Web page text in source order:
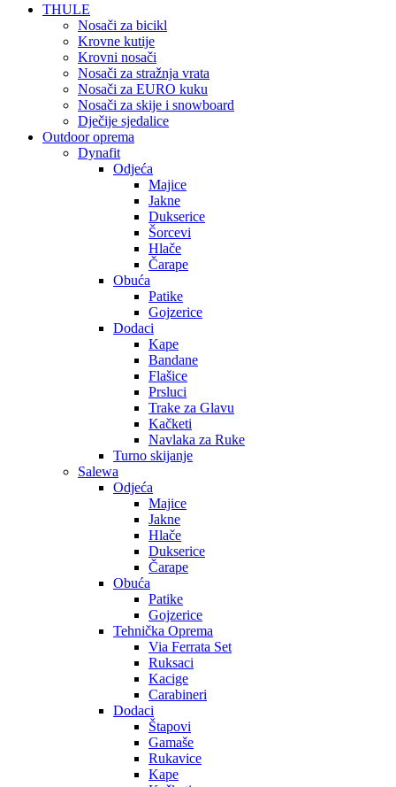
THULE
Nosači za bicikl
Krovne kutije
Krovni nosači
Nosači za stražnja vrata
Nosači za EURO kuku
Nosači za skije i snowboard
Dječije sjedalice
Outdoor oprema
Dynafit
Odjeća
Majice
Jakne
Dukserice
Šorcevi
Hlače
Čarape
Obuća
Patike
Gojzerice
Dodaci
Kape
Bandane
Flašice
Prsluci
Trake za Glavu
Kačketi
Navlaka za Ruke
Turno skijanje
Salewa
Odjeća
Majice
Jakne
Hlače
Dukserice
Čarape
Obuća
Patike
Gojzerice
Tehnička Oprema
Via Ferrata Set
Ruksaci
Kacige
Carabineri
Dodaci
Štapovi
Gamaše
Rukavice
Kape